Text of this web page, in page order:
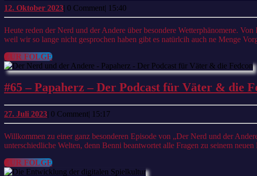
2
–
12. Oktober 202312.
Oktober
2023
| 0 Comment| 15:40
Heute reden der Nerd und der Andere über besondere Wetterphänomene. Von Dingen die jeder schon mal gesehen hat, wie Blitze oder Regenbogen bis zu besonderen wie der Aurora Borealis geht es heute. Und
weil wir so lange nicht gesprochen haben gibt es natürlcih auch ne Menge
ZUR FOLGEZUR
FOLGE
#65 – Papaherz – Der Podcast für Väter & die
27. Juli 202327.
Juli
2023
| 0 Comment| 15:17
Willkommen zu einer ganz besonderen Episode von „Der Nerd und der Andere„! Heute sprechen Benni und Andi in einem Doppelinterview miteinander. Es erwartet uns eine spannende Reise in zwei
unterschiedliche Welten, denn Benni beantwortet alle Fragen zu seinem
ZUR FOLGEZUR
FOLGE